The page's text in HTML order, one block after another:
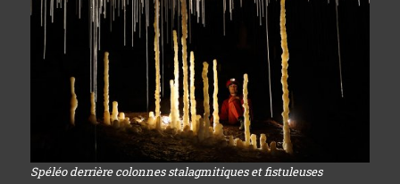
Spéléo derrière colonnes stalagmitiques et fistuleuses